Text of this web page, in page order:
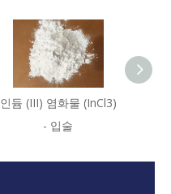
인듐 (III) 염화물 (InCl3)
- 입술